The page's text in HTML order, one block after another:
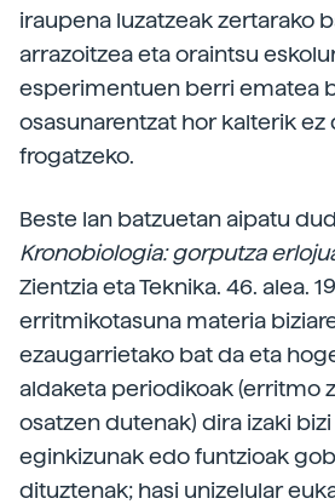
iraupena luzatzeak zertarako
arrazoitzea eta oraintsu
esperimentuen berri ematea
osasunarentzat hor kalterik ez
frogatzeko.
Beste lan batzuetan aipatu
Kronobiologia: gorputza
Zientzia eta Teknika. 46. alea.
erritmikotasuna materia
ezaugarrietako bat da eta
aldaketa periodikoak (erritmo
osatzen dutenak) dira izaki
eginkizunak edo funtzioak
dituztenak; hasi unizelular